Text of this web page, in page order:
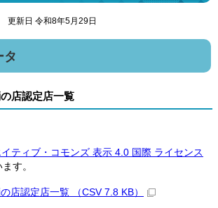
更新日 令和8年5月29日
タ
店認定店一覧
ティブ・コモンズ 表示 4.0 国際 ライセンス
す。
店認定店一覧 （CSV 7.8 KB）